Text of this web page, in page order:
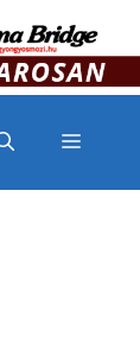
MENÜ